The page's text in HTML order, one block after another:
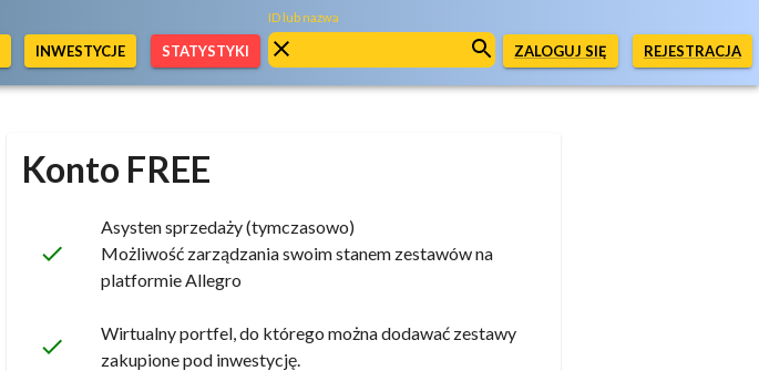
INWESTYCJE STATYSTYKI
ID lub nazwa
ZALOGUJ SIĘ REJESTRACJA
Konto FREE
done
Asysten sprzedaży (tymczasowo)
Możliwość zarządzania swoim stanem zestawów na
platformie Allegro
done
Wirtualny portfel, do którego można dodawać zestawy
zakupione pod inwestycję.